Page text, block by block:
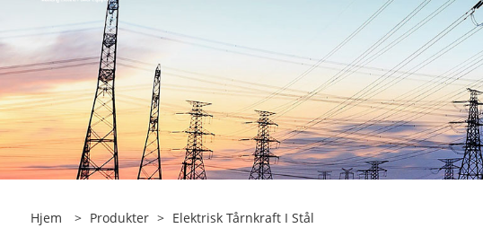
Hjem > Produkter > Elektrisk Tårnkraft I Stål